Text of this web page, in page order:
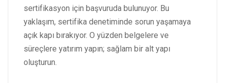
sertifikasyon için başvuruda bulunuyor. Bu
yaklaşım, sertifika denetiminde sorun yaşamaya
açık kapı bırakıyor. O yüzden belgelere ve
süreçlere yatırım yapın; sağlam bir alt yapı
oluşturun.